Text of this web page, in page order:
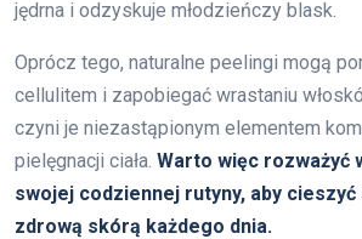
jędrna i odzyskuje młodzieńczy blask.
Oprócz tego, naturalne peelingi mogą
cellulitem i zapobiegać wrastaniu
czyni je niezastąpionym elementem
pielęgnacji ciała. Warto więc rozważyć
swojej codziennej rutyny, aby cieszyć
zdrową skórą każdego dnia.